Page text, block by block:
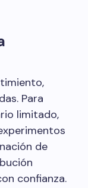
Para
limitado,
de
confianza.